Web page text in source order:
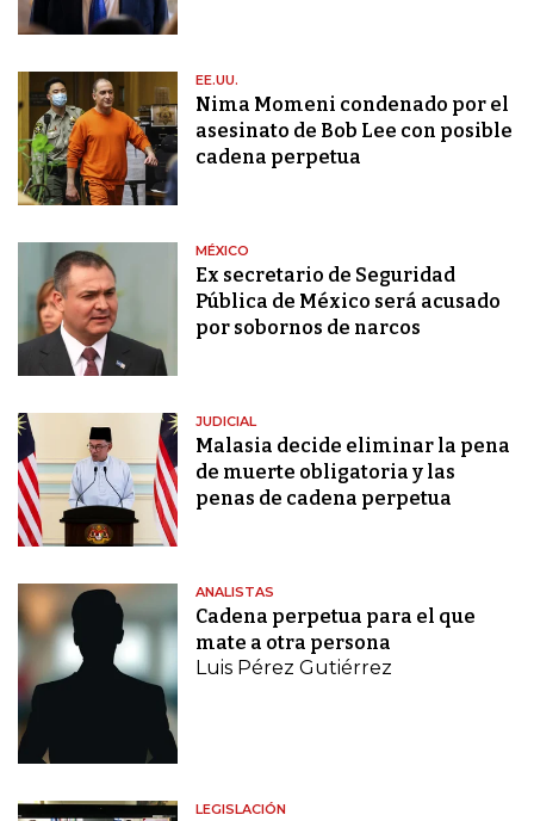
EE.UU.
Nima Momeni condenado por el
asesinato de Bob Lee con posible
cadena perpetua
MÉXICO
Ex secretario de Seguridad
Pública de México será acusado
por sobornos de narcos
JUDICIAL
Malasia decide eliminar la pena
de muerte obligatoria y las
penas de cadena perpetua
ANALISTAS
Cadena perpetua para el que
mate a otra persona
Luis Pérez Gutiérrez
LEGISLACIÓN